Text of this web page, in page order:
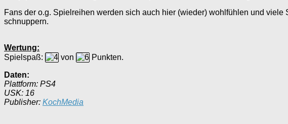
Fans der o.g. Spielreihen werden sich auch hier (wieder) wohlfühlen und
schnuppern.
Wertung:
Spielspaß:
von Punkten.
Daten:
Plattform: PS4
USK: 16
Publisher: KochMedia